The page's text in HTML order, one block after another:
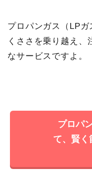
プロパンガス（LP
くささを乗り越え、
なサービスですよ。
プロパ
て、賢く